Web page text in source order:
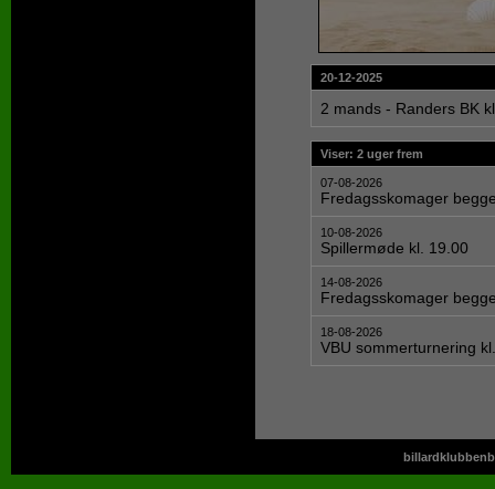
20-12-2025
2 mands - Randers BK
Viser: 2 uger frem
07-08-2026
Fredagsskomager
10-08-2026
Spillermøde kl. 19.00
14-08-2026
Fredagsskomager
18-08-2026
VBU sommerturnering